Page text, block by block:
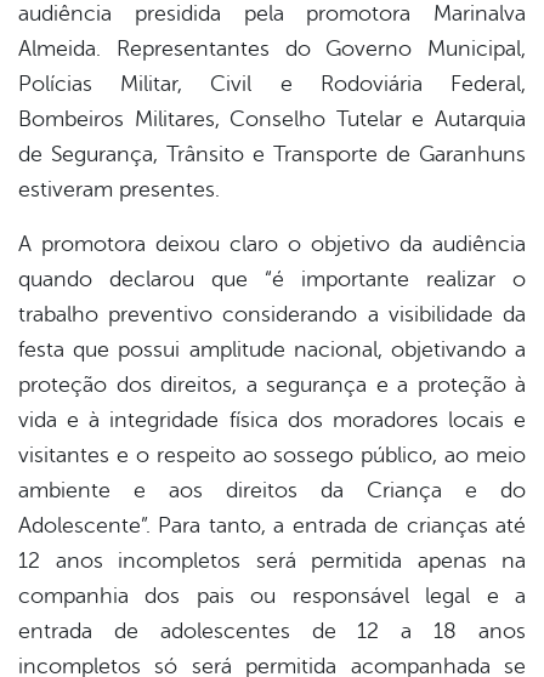
audiência presidida pela promotora Marinalva
Almeida. Representantes do Governo Municipal,
Polícias Militar, Civil e Rodoviária Federal,
Bombeiros Militares, Conselho Tutelar e Autarquia
de Segurança, Trânsito e Transporte de Garanhuns
estiveram presentes.
A promotora deixou claro o objetivo da audiência
quando declarou que “é importante realizar o
trabalho preventivo considerando a visibilidade da
festa que possui amplitude nacional, objetivando a
proteção dos direitos, a segurança e a proteção à
vida e à integridade física dos moradores locais e
visitantes e o respeito ao sossego público, ao meio
ambiente e aos direitos da Criança e do
Adolescente”. Para tanto, a entrada de crianças até
12 anos incompletos será permitida apenas na
companhia dos pais ou responsável legal e a
entrada de adolescentes de 12 a 18 anos
incompletos só será permitida acompanhada se